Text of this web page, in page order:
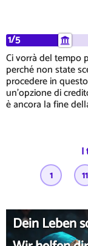
1/5
Ci vorrà del tempo
perché non state
procedere in
un'opzione di
è ancora la fine
I
1 11
Dein Leben